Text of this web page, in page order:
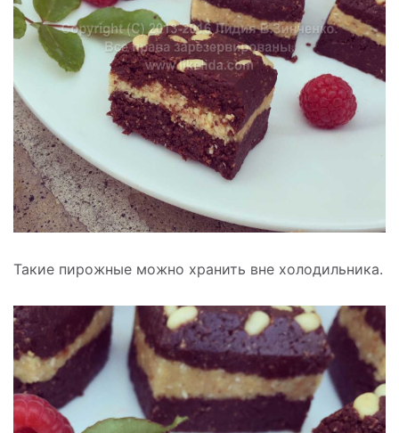
Такие пирожные можно хранить вне холодильника.